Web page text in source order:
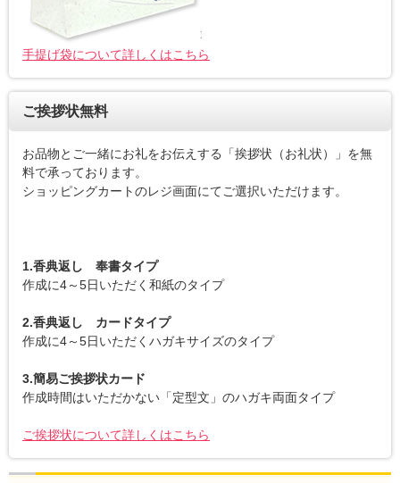
手提げ袋について詳しくはこちら
ご挨拶状無料
お品物とご一緒にお礼をお伝えする「挨拶状（お礼状）」を無
料で承っております。
ショッピングカートのレジ画面にてご選択いただけます。
1.香典返し 奉書タイプ
作成に4～5日いただく和紙のタイプ
2.香典返し カードタイプ
作成に4～5日いただくハガキサイズのタイプ
3.簡易ご挨拶状カード
作成時間はいただかない「定型文」のハガキ両面タイプ
ご挨拶状について詳しくはこちら